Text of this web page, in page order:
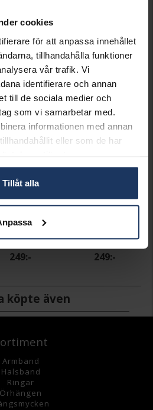
cookies
för att anpassa innehållet
tillhandahålla funktioner
vår trafik. Vi
identifierare och annan
till de sociala medier och
som vi samarbetar med.
informationen med annan
eller som de har
Tillåt alla
7,5
Syster P
DANGLING PENDANT, EG1076
Silver,Guldpläterat
Förgyllt
och andra varianter
SYSTER P
249:-
SYSTER P
249:-
köpte även
Armband
Halsband
Ringar
Örhängen
n